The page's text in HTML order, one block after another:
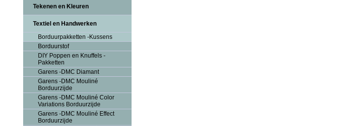
Tekenen en Kleuren
Textiel en Handwerken
Borduurpakketten -Kussens
Borduurstof
DIY Poppen en Knuffels -
Pakketten
Garens -DMC Diamant
Garens -DMC Mouliné
Borduurzijde
Garens -DMC Mouliné Color
Variations Borduurzijde
Garens -DMC Mouliné Effect
Borduurzijde